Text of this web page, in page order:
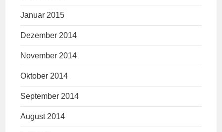
Januar 2015
Dezember 2014
November 2014
Oktober 2014
September 2014
August 2014